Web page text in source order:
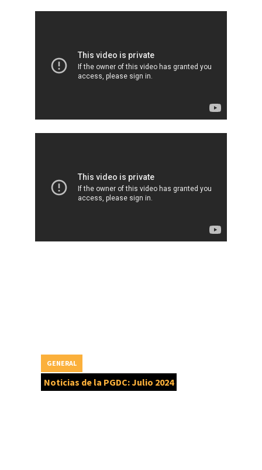
Noticias de la PGDC: Julio 2024
GENERAL